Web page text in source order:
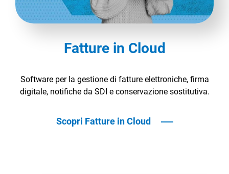
Fatture in Cloud
Software per la gestione di fatture elettroniche, firma
digitale, notifiche da SDI e conservazione sostitutiva.
Scopri Fatture in Cloud